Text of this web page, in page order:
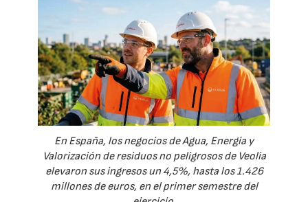
En España, los negocios de Agua, Energía y
Valorización de residuos no peligrosos de Veolia
elevaron sus ingresos un 4,5%, hasta los 1.426
millones de euros, en el primer semestre del